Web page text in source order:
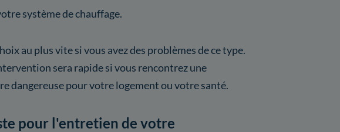
système de chauffage.
au plus vite si vous avez des problèmes de ce type.
sera rapide si vous rencontrez une
dangereuse pour votre logement ou votre santé.
pour l'entretien de votre